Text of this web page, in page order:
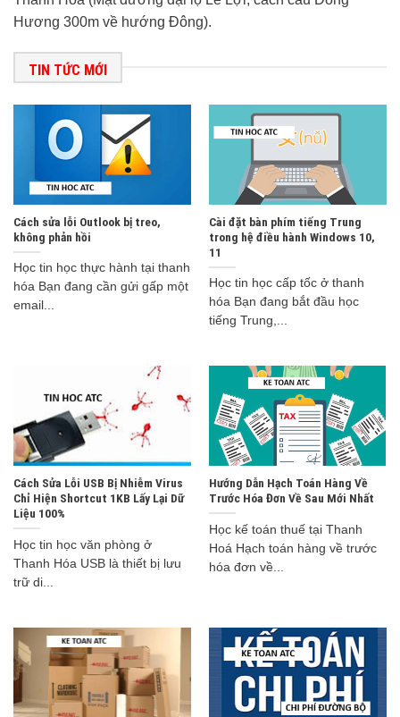
Hương 300m về hướng Đông).
TIN TỨC MỚI
Cách sửa lỗi Outlook bị treo,
không phản hồi
Học tin học thực hành tại thanh
hóa Bạn đang cần gửi gấp một
email...
Cài đặt bàn phím tiếng Trung
trong hệ điều hành Windows 10,
11
Học tin học cấp tốc ở thanh
hóa Bạn đang bắt đầu học
tiếng Trung,...
Cách Sửa Lỗi USB Bị Nhiễm Virus
Chỉ Hiện Shortcut 1KB Lấy Lại Dữ
Liệu 100%
Học tin học văn phòng ở
Thanh Hóa USB là thiết bị lưu
trữ di...
Hướng Dẫn Hạch Toán Hàng Về
Trước Hóa Đơn Về Sau Mới Nhất
Học kế toán thuế tại Thanh
Hoá Hạch toán hàng về trước
hóa đơn về...